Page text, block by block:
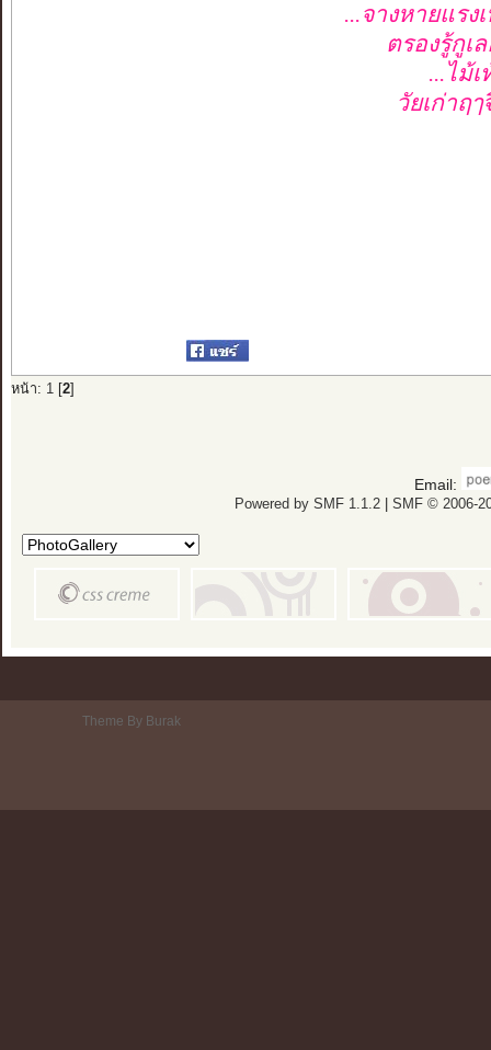
...จางหายแรง
ตรองรู้กูเ
...ไม้
วัยเก่าฤๅ
หน้า: 1[ 2]
Email:
Powered by SMF 1.1.2| SMF © 2006-
Theme By Burak